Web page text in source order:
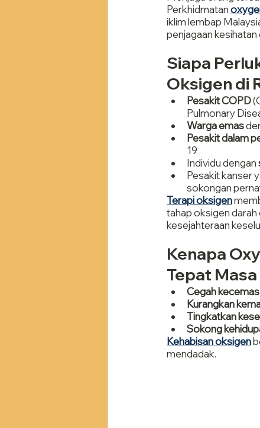
Perkhidmatan
iklim lembap
penjagaan kesihatan
Siapa
Oksigen di
Pesakit COPD
Pulmonary
Warga emas
Pesakit dalam
19
Individu dengan
Pesakit kanser
sokongan
Terapi oksigen
tahap oksigen
kesejahteraan
Kenapa
Tepat
Cegah
Kurangkan
Tingkatkan
Sokong
Kehabisan oksigen
mendadak.